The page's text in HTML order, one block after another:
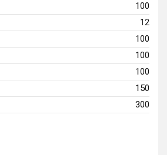
100
12
100
100
100
150
300